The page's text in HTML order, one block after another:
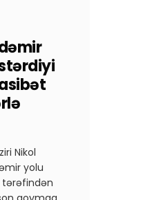
Nikol
yolu
tərəfindən